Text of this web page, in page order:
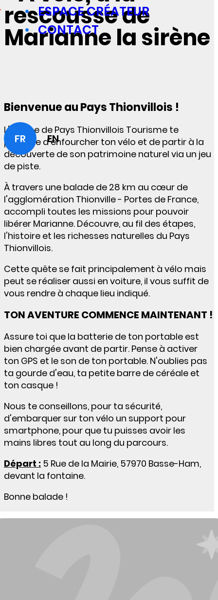
ESPACE CRÉATEUR
CONTACT
FR EN
rescousse de
Marianne la sirène
Bienvenue au Pays Thionvillois !
L'équipe de Pays Thionvillois Tourisme te
propose d'enfourcher ton vélo et de partir à la
découverte de son patrimoine naturel via un jeu
de piste.
À travers une balade de 28 km au cœur de
l'agglomération Thionville - Portes de France,
accompli toutes les missions pour pouvoir
libérer Marianne. Découvre, au fil des étapes,
l'histoire et les richesses naturelles du Pays
Thionvillois.
Cette quête se fait principalement à vélo mais
peut se réaliser aussi en voiture, il vous suffit de
vous rendre à chaque lieu indiqué.
TON AVENTURE COMMENCE MAINTENANT !
Assure toi que la batterie de ton portable est
bien chargée avant de partir. Pense à activer
ton GPS et le son de ton portable. N'oublies pas
ta gourde d'eau, ta petite barre de céréale et
ton casque !
Nous te conseillons, pour ta sécurité,
d'embarquer sur ton vélo un support pour
smartphone, pour que tu puisses avoir les
mains libres tout au long du parcours.
Départ : 5 Rue de la Mairie, 57970 Basse-Ham,
devant la fontaine.
Bonne balade !